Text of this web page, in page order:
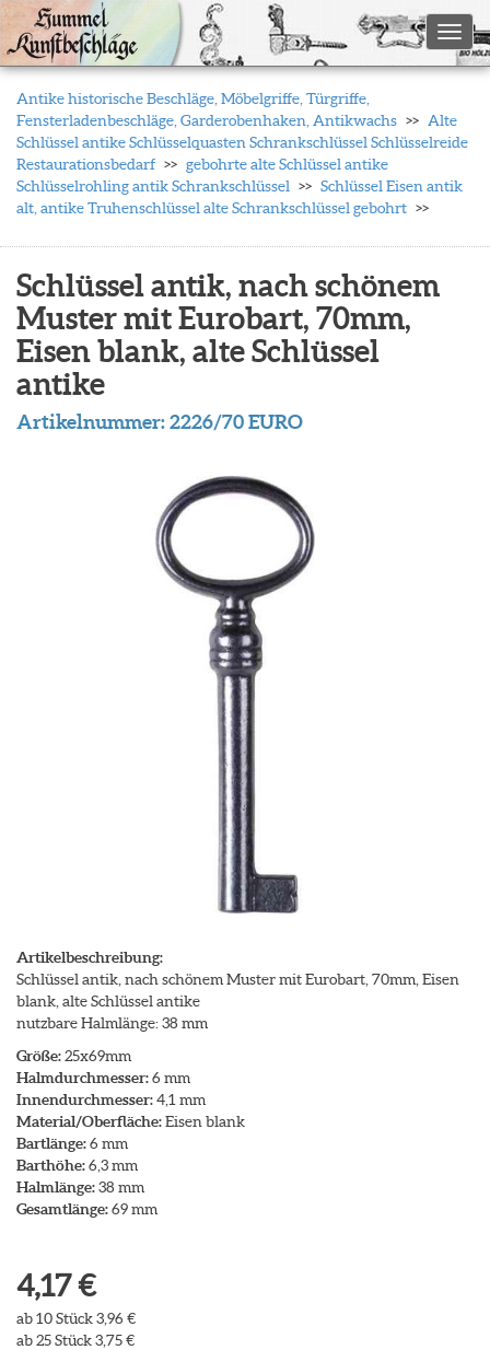
Antike historische Beschläge, Möbelgriffe, Türgriffe,
Fensterladenbeschläge, Garderobenhaken, Antikwachs
Alte
Schlüssel antike Schlüsselquasten Schrankschlüssel Schlüsselreide
Restaurationsbedarf
gebohrte alte Schlüssel antike
Schlüsselrohling antik Schrankschlüssel
Schlüssel Eisen antik
alt, antike Truhenschlüssel alte Schrankschlüssel gebohrt
Schlüssel antik, nach schönem
Muster mit Eurobart, 70mm,
Eisen blank, alte Schlüssel
antike
Artikelnummer:2226/70 EURO
Artikelbeschreibung:
Schlüssel antik, nach schönem Muster mit Eurobart, 70mm, Eisen
blank, alte Schlüssel antike
nutzbare Halmlänge: 38 mm
Größe:25x69mm
Halmdurchmesser:6 mm
Innendurchmesser:4,1 mm
Material/Oberfläche:Eisen blank
Bartlänge:6 mm
Barthöhe:6,3 mm
Halmlänge:38 mm
Gesamtlänge:69 mm
4,17 €
ab 10 Stück 3,96 €
ab 25 Stück 3,75 €